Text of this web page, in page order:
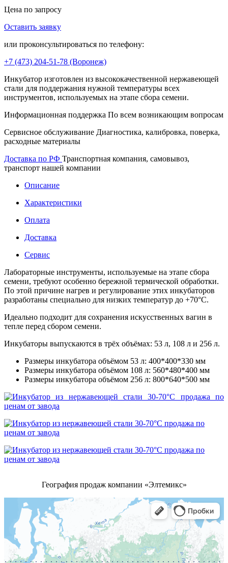
Цена по запросу
Оставить заявку
или проконсультироваться по телефону:
+7 (473) 204-51-78 (Воронеж)
Инкубатор изготовлен из высококачественной нержавеющей
стали для поддержания нужной температуры всех
инструментов, используемых на этапе сбора семени.
Информационная поддержка По всем возникающим вопросам
Сервисное обслуживание Диагностика, калибровка, поверка,
расходные материалы
Доставка по РФ Транспортная компания, самовывоз,
транспорт нашей компании
Описание
Характеристики
Оплата
Доставка
Сервис
Лабораторные инструменты, используемые на этапе сбора
семени, требуют особенно бережной термической обработки.
По этой причине нагрев и регулирование этих инкубаторов
разработаны специально для низких температур до +70°C.
Идеально подходит для сохранения искусственных вагин в
тепле перед сбором семени.
Инкубаторы выпускаются в трёх объёмах: 53 л, 108 л и 256 л.
Размеры инкубатора объёмом 53 л: 400*400*330 мм
Размеры инкубатора объёмом 108 л: 560*480*400 мм
Размеры инкубатора объёмом 256 л: 800*640*500 мм
География продаж компании «Элтемикс»